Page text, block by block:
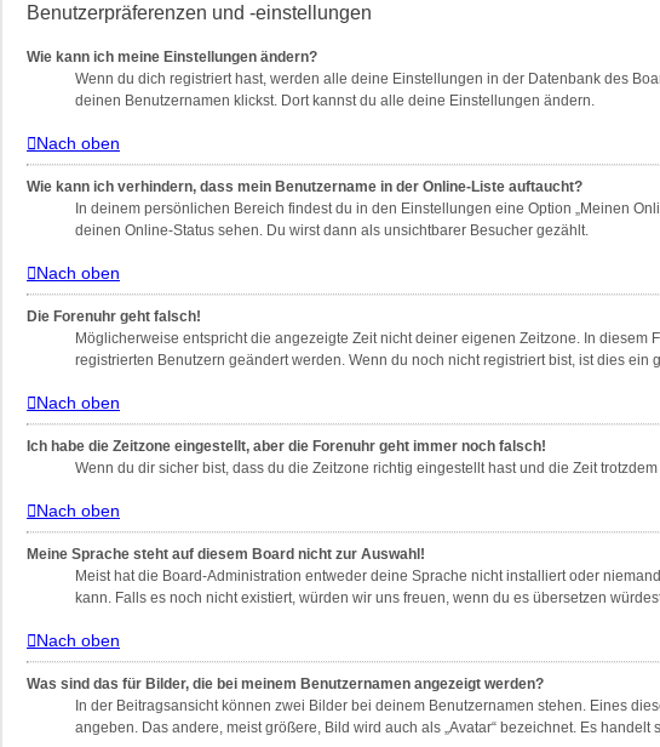
Benutzerpräferenzen und -einstellungen
Wie kann ich meine Einstellungen ändern?
Wenn du dich registriert hast, werden alle deine Einstellungen in der Datenbank des
deinen Benutzernamen klickst. Dort kannst du alle deine Einstellungen ändern.
Nach oben
Wie kann ich verhindern, dass mein Benutzername in der Online-Liste auftaucht?
In deinem persönlichen Bereich findest du in den Einstellungen eine Option „Meinen
deinen Online-Status sehen. Du wirst dann als unsichtbarer Besucher gezählt.
Nach oben
Die Forenuhr geht falsch!
Möglicherweise entspricht die angezeigte Zeit nicht deiner eigenen Zeitzone. In diesem
registrierten Benutzern geändert werden. Wenn du noch nicht registriert bist, ist dies ein
Nach oben
Ich habe die Zeitzone eingestellt, aber die Forenuhr geht immer noch falsch!
Wenn du dir sicher bist, dass du die Zeitzone richtig eingestellt hast und die Zeit
Nach oben
Meine Sprache steht auf diesem Board nicht zur Auswahl!
Meist hat die Board-Administration entweder deine Sprache nicht installiert oder
kann. Falls es noch nicht existiert, würden wir uns freuen, wenn du es übersetzen
Nach oben
Was sind das für Bilder, die bei meinem Benutzernamen angezeigt werden?
In der Beitragsansicht können zwei Bilder bei deinem Benutzernamen stehen. Eines
angeben. Das andere, meist größere, Bild wird auch als „Avatar“ bezeichnet. Es